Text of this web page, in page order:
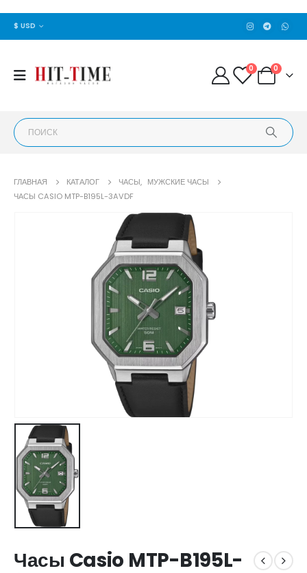
$ USD
0 0
ГЛАВНАЯ КАТАЛОГ ЧАСЫ, МУЖСКИЕ ЧАСЫ
ЧАСЫ CASIO MTP-B195L-3AVDF
Часы Casio MTP-B195L-